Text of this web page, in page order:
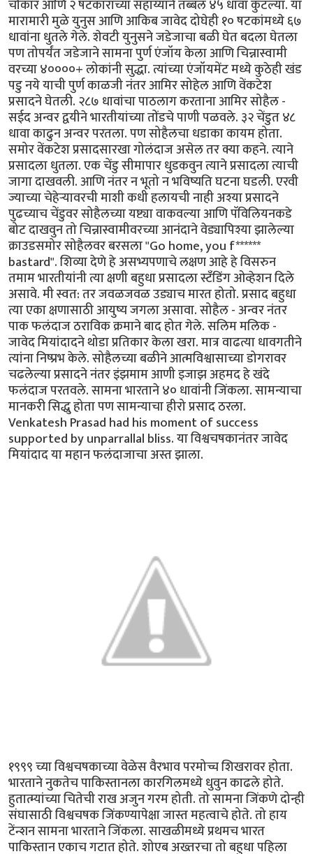
चौकार आणि २ षटकारांच्या सहाय्याने तब्बल ४५ धावा कुटल्या. या
मारामारी मुळे युनुस आणि आकिब जावेद दोघेही १० षटकांमध्ये ६७
धावांना धुतले गेले. शेवटी युनुसने जडेजाचा बळी घेत बदला घेतला
पण तोपर्यंत जडेजाने सामना पुर्ण एंजॉय केला आणि चिन्नास्वामी
वरच्या ४००००+ लोकांनी सुद्धा. त्यांच्या एंजॉयमेंट मध्ये कुठेही खंड
पडु नये याची पुर्ण काळजी नंतर आमिर सोहेल आणि वेंकटेश
प्रसादने घेतली. २८७ धावांचा पाठलाग करताना आमिर सोहैल -
सईद अन्वर द्वयीने भारतीयांच्या तोंडचे पाणी पळवले. ३२ चेंडुत ४८
धावा काढुन अन्वर परतला. पण सोहैलचा धडाका कायम होता.
समोर वेंकटेश प्रसादसारखा गोलंदाज असेल तर क्या कहने. त्याने
प्रसादला धुतला. एक चेंडु सीमापार धुडकवुन त्याने प्रसादला त्याची
जागा दाखवली. आणि नंतर न भूतो न भविष्यति घटना घडली. एरवी
ज्याच्या चेहेर्‍यावरची माशी कधी हलायची नाही अश्या प्रसादने
पुढच्याच चेंडुवर सोहैलच्या यष्ट्या वाकवल्या आणि पॅविलियनकडे
बोट दाखवुन तो चिन्नास्वामीवरच्या आनंदाने वेड्यापिश्या झालेल्या
क्राउडसमोर सोहैलवर बरसला "Go home, you f******
bastard". शिव्या देणे हे असभ्यपणाचे लक्षण आहे हे विसरुन
तमाम भारतीयांनी त्या क्षणी बहुधा प्रसादला स्टँडिंग ओव्हेशन दिले
असावे. मी स्वत: तर जवळजवळ उड्याच मारत होतो. प्रसाद बहुधा
त्या एका क्षणासाठी आयुष्य जगला असावा. सोहैल - अन्वर नंतर
पाक फलंदाज ठराविक क्रमाने बाद होत गेले. सलिम मलिक -
जावेद मियांदादने थोडा प्रतिकार केला खरा. मात्र वाढत्या धावगतीने
त्यांना निष्प्रभ केले. सोहैलच्या बळीने आत्मविश्वासाच्या डोगरावर
चढलेल्या प्रसादने नंतर इंझमाम आणी इजाझ अहमद हे खंदे
फलंदाज परतवले. सामना भारताने ४० धावांनी जिंकला. सामन्याचा
मानकरी सिद्धु होता पण सामन्याचा हीरो प्रसाद ठरला.
Venkatesh Prasad had his moment of success
supported by unparrallal bliss. या विश्वचषकानंतर जावेद
मियांदाद या महान फलंदाजाचा अस्त झाला.
१९९९ च्या विश्वचषकाच्या वेळेस वैरभाव परमोच्च शिखरावर होता.
भारताने नुकतेच पाकिस्तानला कारगिलमध्ये धुवुन काढले होते.
हुतात्म्यांच्या चितेची राख अजुन गरम होती. तो सामना जिंकणे दोन्ही
संघासाठी विश्वचषक जिंकण्यापेक्षा जास्त महत्वाचे होते. तो हाय
टेंन्शन सामना भारताने जिंकला. साखळीमध्ये प्रथमच भारत
पाकिस्तान एकाच गटात होते. शोएब अख्तरचा तो बहुधा पहिला